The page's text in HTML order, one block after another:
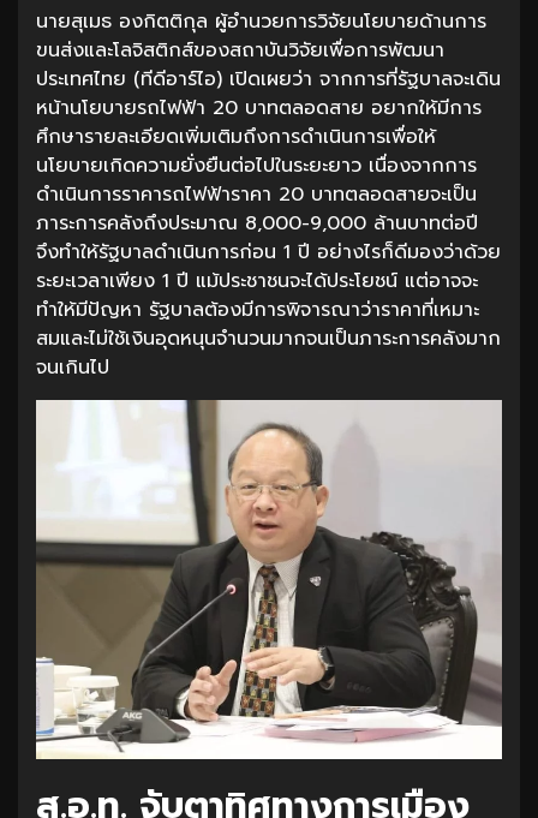
นายสุเมธ องกิตติกุล ผู้อำนวยการวิจัยนโยบายด้านการ
ขนส่งและโลจิสติกส์ของสถาบันวิจัยเพื่อการพัฒนา
ประเทศไทย (ทีดีอาร์ไอ) เปิดเผยว่า จากการที่รัฐบาลจะเดิน
หน้านโยบายรถไฟฟ้า 20 บาทตลอดสาย อยากให้มีการ
ศึกษารายละเอียดเพิ่มเติมถึงการดำเนินการเพื่อให้
นโยบายเกิดความยั่งยืนต่อไปในระยะยาว เนื่องจากการ
ดำเนินการราคารถไฟฟ้าราคา 20 บาทตลอดสายจะเป็น
ภาระการคลังถึงประมาณ 8,000-9,000 ล้านบาทต่อปี
จึงทำให้รัฐบาลดำเนินการก่อน 1 ปี อย่างไรก็ดีมองว่าด้วย
ระยะเวลาเพียง 1 ปี แม้ประชาชนจะได้ประโยชน์ แต่อาจจะ
ทำให้มีปัญหา รัฐบาลต้องมีการพิจารณาว่าราคาที่เหมาะ
สมและไม่ใช้เงินอุดหนุนจำนวนมากจนเป็นภาระการคลังมาก
จนเกินไป
ส.อ.ท. จับตาทิศทางการเมือง